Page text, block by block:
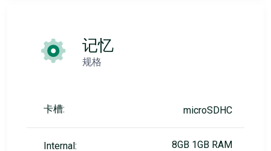
记忆
规格
卡槽: microSDHC
Internal: 8GB 1GB RAM